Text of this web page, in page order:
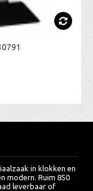
in klokken en
modern. Ruim 850
leverbaar of